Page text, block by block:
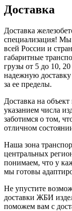
Доставка
Доставка
специализация!
всей России и
габаритные
грузы от 5 до 10,
надежную
за ее пределы.
Доставка на
указанием числа
заботимся о том,
отличном
Наша зона
центральных
понимаем, что у
мы готовы
Не упустите
доставки ЖБИ
поможем вам с